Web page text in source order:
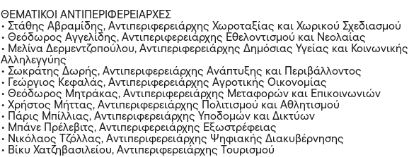
ΘΕΜΑΤΙΚΟΙ ΑΝΤΙΠΕΡΙΦΕΡΕΙΑΡΧΕΣ
• Στάθης Αβραμίδης, Αντιπεριφερειάρχης Χωροταξίας και Χωρικού Σχεδιασμού
• Θεόδωρος Αγγελίδης, Αντιπεριφερειάρχης Εθελοντισμού και Νεολαίας
• Μελίνα Δερμεντζοπούλου, Αντιπεριφερειάρχης Δημόσιας Υγείας και Κοινωνικής
Αλληλεγγύης
• Σωκράτης Δωρής, Αντιπεριφερειάρχης Ανάπτυξης και Περιβάλλοντος
• Γεώργιος Κεφαλάς, Αντιπεριφερειάρχης Αγροτικής Οικονομίας
• Θεόδωρος Μητράκας, Αντιπεριφερειάρχης Μεταφορών και Επικοινωνιών
• Χρήστος Μήττας, Αντιπεριφερειάρχης Πολιτισμού και Αθλητισμού
• Πάρις Μπίλλιας, Αντιπεριφερειάρχης Υποδομών και Δικτύων
• Μπάνε Πρέλεβιτς, Αντιπεριφερειάρχης Εξωστρέφειας
• Νικόλαος Τζόλλας, Αντιπεριφερειάρχης Ψηφιακής Διακυβέρνησης
• Βίκυ Χατζηβασιλείου, Αντιπεριφερειάρχης Τουρισμού